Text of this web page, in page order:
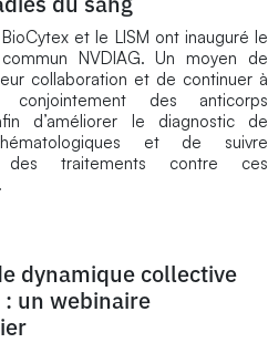
BioCytex et le LISM ont inauguré le
NVDIAG. Un moyen de
collaboration et de continuer à
conjointement des anticorps
d’améliorer le diagnostic de
et de suivre
des traitements contre ces
dynamique collective
: un webinaire